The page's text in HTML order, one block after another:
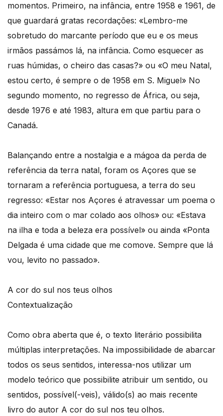
momentos. Primeiro, na infância, entre 1958 e 1961, de
que guardará gratas recordações: «Lembro-me
sobretudo do marcante período que eu e os meus
irmãos passámos lá, na infância. Como esquecer as
ruas húmidas, o cheiro das casas?» ou «O meu Natal,
estou certo, é sempre o de 1958 em S. Miguel» No
segundo momento, no regresso de África, ou seja,
desde 1976 e até 1983, altura em que partiu para o
Canadá.
Balançando entre a nostalgia e a mágoa da perda de
referência da terra natal, foram os Açores que se
tornaram a referência portuguesa, a terra do seu
regresso: «Estar nos Açores é atravessar um poema o
dia inteiro com o mar colado aos olhos» ou: «Estava
na ilha e toda a beleza era possível» ou ainda «Ponta
Delgada é uma cidade que me comove. Sempre que lá
vou, levito no passado».
A cor do sul nos teus olhos
Contextualização
Como obra aberta que é, o texto literário possibilita
múltiplas interpretações. Na impossibilidade de abarcar
todos os seus sentidos, interessa-nos utilizar um
modelo teórico que possibilite atribuir um sentido, ou
sentidos, possível(-veis), válido(s) ao mais recente
livro do autor A cor do sul nos teu olhos.